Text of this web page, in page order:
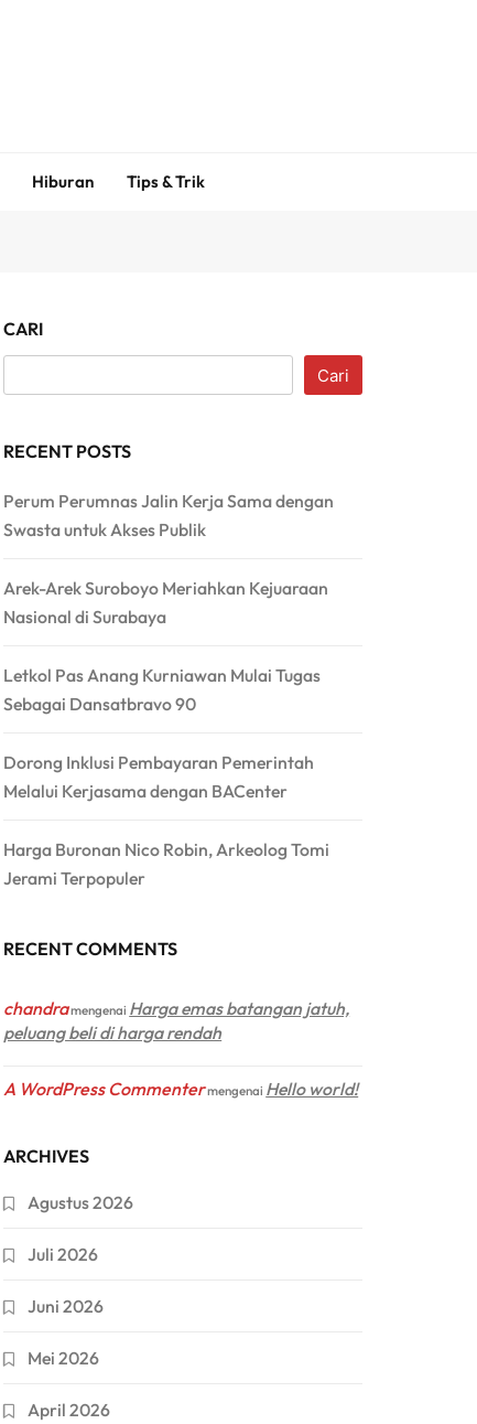
Hiburan Tips & Trik
CARI
Cari
RECENT POSTS
Perum Perumnas Jalin Kerja Sama dengan
Swasta untuk Akses Publik
Arek-Arek Suroboyo Meriahkan Kejuaraan
Nasional di Surabaya
Letkol Pas Anang Kurniawan Mulai Tugas
Sebagai Dansatbravo 90
Dorong Inklusi Pembayaran Pemerintah
Melalui Kerjasama dengan BACenter
Harga Buronan Nico Robin, Arkeolog Tomi
Jerami Terpopuler
RECENT COMMENTS
chandramengenai Harga emas batangan jatuh,
peluang beli di harga rendah
A WordPress Commentermengenai Hello world!
ARCHIVES
Agustus 2026
Juli 2026
Juni 2026
Mei 2026
April 2026